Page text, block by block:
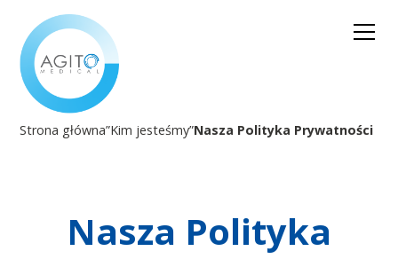
Strona główna”Kim jesteśmy”Nasza Polityka Prywatności
Nasza Polityka